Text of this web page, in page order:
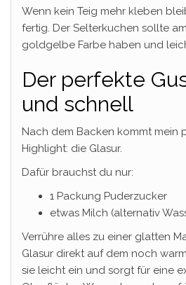
Wenn kein Teig mehr kleben
fertig. Der Selterkuchen sollte
goldgelbe Farbe haben und
Der perfekte
und schnell
Nach dem Backen kommt mein
Highlight: die Glasur.
Dafür brauchst du nur:
1 Packung Puderzucker
etwas Milch (alternativ
Verrühre alles zu einer glatten
Glasur direkt auf dem noch
sie leicht ein und sorgt für eine